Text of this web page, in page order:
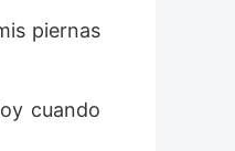
piernas
cuando